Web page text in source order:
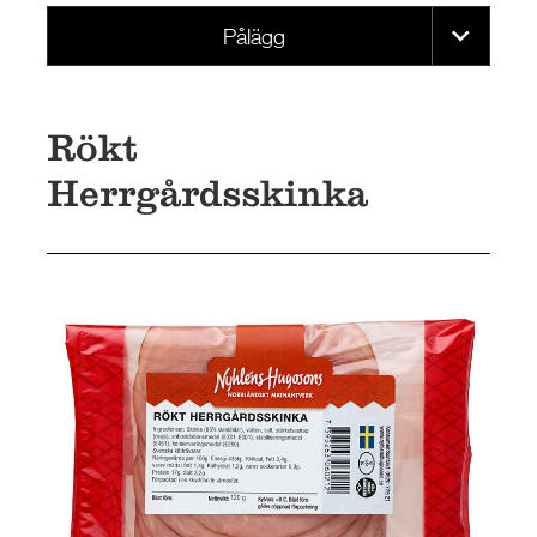
Pålägg
Rökt
Herrgårdsskinka